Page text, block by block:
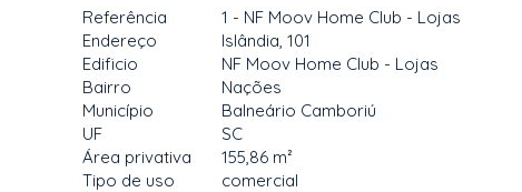
Referência
1 - NF Moov Home Club - Lojas
Endereço
Islândia, 101
Edificio
NF Moov Home Club - Lojas
Bairro
Nações
Município
Balneário Camboriú
UF
SC
Área privativa
155,86 m²
Tipo de uso
comercial